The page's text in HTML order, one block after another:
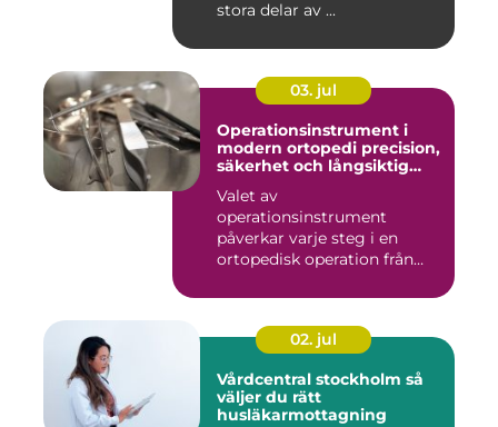
stora delar av ...
03. jul
Operationsinstrument i
modern ortopedi precision,
säkerhet och långsiktig
Valet av
operationsinstrument
påverkar varje steg i en
ortopedisk operation från
02. jul
Vårdcentral stockholm så
väljer du rätt
husläkarmottagning